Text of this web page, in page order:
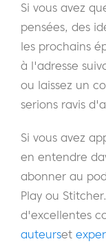
moins de
nous
mots que
notre
non verbaux
tonalité de la
statistique,
j'ai
à quelqu'un
déjà dit à
Si vous avez
pensées, des
les prochains
à l'adresse
ou laissez un
serions ravis
Si vous avez
en entendre
abonner au
Play ou
d'excellentes
auteurset